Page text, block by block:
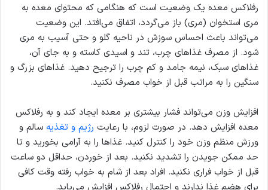
رفلاکس معده یک وضعیت است که هنگامی که محتوای معده به
مری استخوان (مری) باز می‌گردد، اتفاق می‌افتد. این وضعیت
می‌تواند باعث احساس سوزش در ناحیه گلو و حتی آسیب به مری
شود. از مصرف غذاهای چرب، تند و اسیدی کاسته و به جای آن،
غذاهای سبک، نیمه جامد و کم چرب را ترجیح دهید. غذاهای بزرگ و
سنگین را به مراتب قبل از خواب مصرف نکنید.
افزایش وزن می‌تواند فشار بیشتری بر معده ایجاد کند و به رفلاکس
معده افزایش دهد. در صورت لزوم، با رعایت رژیم و تغذیه سالم و
ورزش منظم وزن خود را کنترل کنید. غذاها را به آرامی بخورید و تا
حد ممکن جویدن را تشدید نکنید. بعد از خوردن، حداقل دو ساعت
قبل از خواب فراری نکنید. افراد بعد از شام به خواب رفته وقت کافی
برای هضم غذا ندارند و احتمال رفلاکس افزایش می‌یابد.